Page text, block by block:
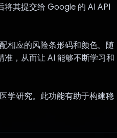
将其提交给 Google 的 AI API
相应的风险条形码和颜色。随
，从而让 AI 能够不断学习和
学研究。此功能有助于构建稳